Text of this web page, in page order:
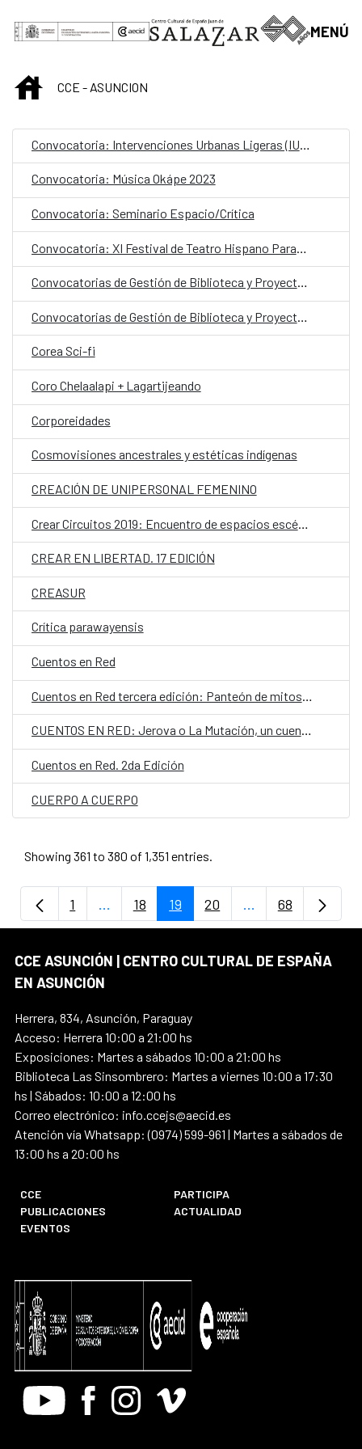
MENÚ
INICIOCCE - ASUNCION
Convocatoria: Música Okápe 2023
Convocatoria: Seminario Espacio/Crítica
Convocatorias de Gestión de Biblioteca y Proyectos Culturales
Convocatorias de Gestión de Biblioteca y Proyectos Culturales
Corea Sci-fi
Coro Chelaalapi + Lagartijeando
Corporeidades
Cosmovisiones ancestrales y estéticas indígenas
CREACIÓN DE UNIPERSONAL FEMENINO
Crear Circuitos 2019: Encuentro de espacios escénicos iberoamericanos
CREAR EN LIBERTAD. 17 EDICIÓN
CREASUR
Crítica parawayensis
Cuentos en Red
CUENTOS EN RED: Jerova o La Mutación, un cuento de Estela Asilvera en guaraní.
Cuentos en Red. 2da Edición
CUERPO A CUERPO
Showing 361 to 380 of 1,351 entries.
Page
1 ...Intermediate Pages Use TAB to navigate.
Page
18 Page
19 Page
20 ...Intermediate
Page
68
CCE ASUNCIÓN | CENTRO CULTURAL DE ESPAÑA
EN ASUNCIÓN
Herrera, 834, Asunción, Paraguay
Acceso: Herrera 10:00 a 21:00 hs
Exposiciones: Martes a sábados 10:00 a 21:00 hs
Biblioteca Las Sinsombrero: Martes a viernes 10:00 a 17:30
hs | Sábados: 10:00 a 12:00 hs
Correo electrónico: info.ccejs@aecid.es
Atención vía Whatsapp: (0974) 599-961 | Martes a sábados de
13:00 hs a 20:00 hs
CCE
PARTICIPA
PUBLICACIONES
ACTUALIDAD
EVENTOS
Youtube FacebookInstagram
Vimeo